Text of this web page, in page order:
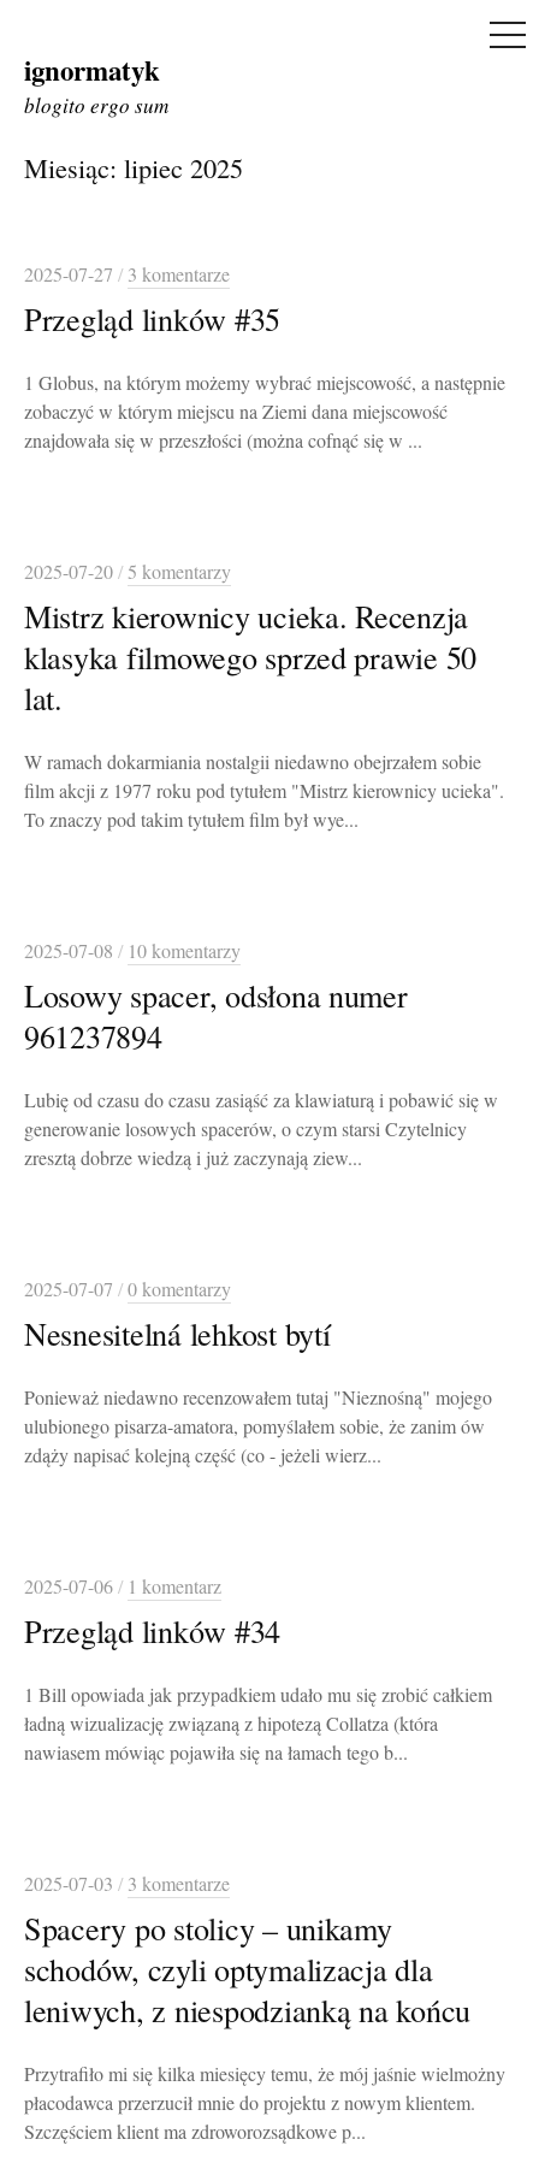
Skip
to
ignormatyk
blogito ergo sum
Miesiąc: lipiec 2025
2025-07-27 / 3 komentarze
Przegląd linków #35
1 Globus, na którym możemy wybrać miejscowość, a następnie
zobaczyć w którym miejscu na Ziemi dana miejscowość
znajdowała się w przeszłości (można cofnąć się w ...
2025-07-20/5 komentarzy
Mistrz kierownicy ucieka. Recenzja
klasyka filmowego sprzed prawie 50
lat.
W ramach dokarmiania nostalgii niedawno obejrzałem sobie
film akcji z 1977 roku pod tytułem "Mistrz kierownicy ucieka".
To znaczy pod takim tytułem film był wye...
2025-07-08 / 10 komentarzy
Losowy spacer, odsłona numer
961237894
Lubię od czasu do czasu zasiąść za klawiaturą i pobawić się w
generowanie losowych spacerów, o czym starsi Czytelnicy
zresztą dobrze wiedzą i już zaczynają ziew...
2025-07-07 /0 komentarzy
Nesnesitelná lehkost bytí
Ponieważ niedawno recenzowałem tutaj "Nieznośną" mojego
ulubionego pisarza-amatora, pomyślałem sobie, że zanim ów
zdąży napisać kolejną część (co - jeżeli wierz...
2025-07-06/ 1 komentarz
Przegląd linków #34
1 Bill opowiada jak przypadkiem udało mu się zrobić całkiem
ładną wizualizację związaną z hipotezą Collatza (która
nawiasem mówiąc pojawiła się na łamach tego b...
2025-07-03 / 3 komentarze
Spacery po stolicy – unikamy
schodów, czyli optymalizacja dla
leniwych, z niespodzianką na końcu
Przytrafiło mi się kilka miesięcy temu, że mój jaśnie wielmożny
płacodawca przerzucił mnie do projektu z nowym klientem.
Szczęściem klient ma zdroworozsądkowe p...